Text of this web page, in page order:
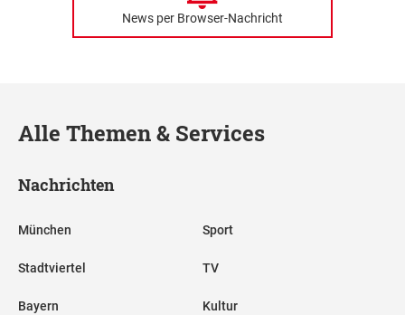
News per Browser-Nachricht
Alle Themen & Services
Nachrichten
München
Stadtviertel
Bayern
Sport
TV
Kultur